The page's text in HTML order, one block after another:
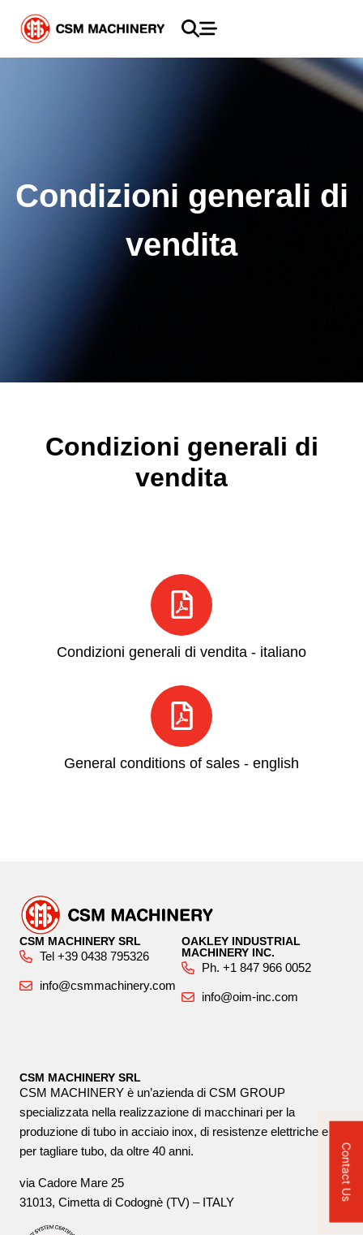
Condizioni generali di
vendita
Condizioni generali di
vendita
Condizioni generali di vendita - italiano
General conditions of sales - english
CSM MACHINERY SRL
Tel +39 0438 795326
info@csmmachinery.com
OAKLEY INDUSTRIAL
MACHINERY INC.
Ph. +1 847 966 0052
info@oim-inc.com
CSM MACHINERY SRL
CSM MACHINERY è un’azienda di CSM GROUP
specializzata nella realizzazione di macchinari per la
produzione di tubo in acciaio inox, di resistenze elettriche e
per tagliare tubo, da oltre 40 anni.
via Cadore Mare 25
31013, Cimetta di Codognè (TV) – ITALY
Contact Us